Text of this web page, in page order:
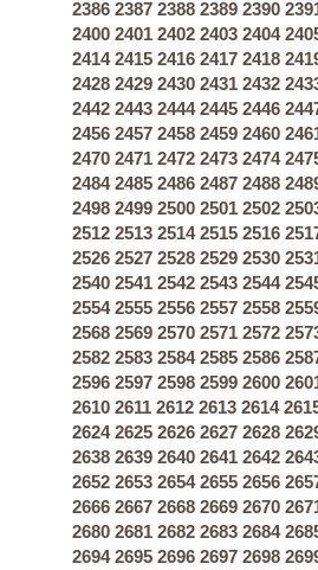
2386 2387 2388 2389 2390
2400 2401 2402 2403 2404
2414 2415 2416 2417 2418
2428 2429 2430 2431 2432
2442 2443 2444 2445 2446
2456 2457 2458 2459 2460
2470 2471 2472 2473 2474
2484 2485 2486 2487 2488
2498 2499 2500 2501 2502
2512 2513 2514 2515 2516
2526 2527 2528 2529 2530
2540 2541 2542 2543 2544
2554 2555 2556 2557 2558
2568 2569 2570 2571 2572
2582 2583 2584 2585 2586
2596 2597 2598 2599 2600
2610 2611 2612 2613 2614
2624 2625 2626 2627 2628
2638 2639 2640 2641 2642
2652 2653 2654 2655 2656
2666 2667 2668 2669 2670
2680 2681 2682 2683 2684
2694 2695 2696 2697 2698